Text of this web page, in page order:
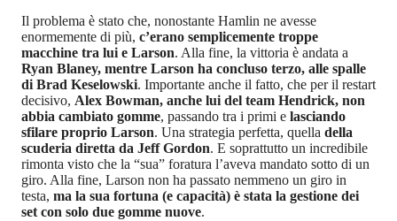
Il problema è stato che, nonostante Hamlin ne avesse
enormemente di più, c’erano semplicemente troppe
macchine tra lui e Larson. Alla fine, la vittoria è andata a
Ryan Blaney, mentre Larson ha concluso terzo, alle spalle
di Brad Keselowski. Importante anche il fatto, che per il restart
decisivo, Alex Bowman, anche lui del team Hendrick, non
abbia cambiato gomme, passando tra i primi e lasciando
sfilare proprio Larson. Una strategia perfetta, quella della
scuderia diretta da Jeff Gordon. E soprattutto un incredibile
rimonta visto che la “sua” foratura l’aveva mandato sotto di un
giro. Alla fine, Larson non ha passato nemmeno un giro in
testa, ma la sua fortuna (e capacità) è stata la gestione dei
set con solo due gomme nuove.